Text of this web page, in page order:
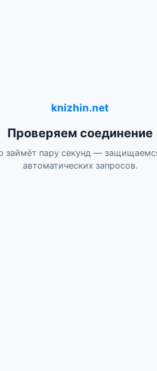
knizhin.net
Проверяем соединение
займёт пару секунд —
автоматических запросов.